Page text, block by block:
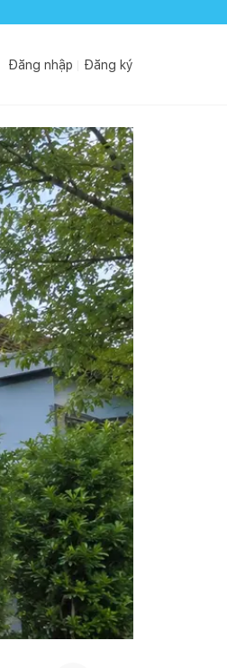
Đăng nhập Đăng ký